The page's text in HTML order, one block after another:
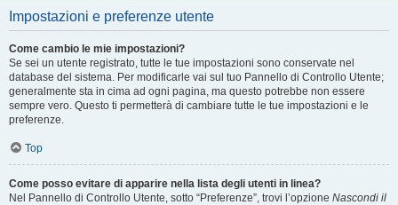
Impostazioni e preferenze utente
Come cambio le mie impostazioni?
Se sei un utente registrato, tutte le tue impostazioni sono conservate nel
database del sistema. Per modificarle vai sul tuo Pannello di Controllo Utente;
generalmente sta in cima ad ogni pagina, ma questo potrebbe non essere
sempre vero. Questo ti permetterà di cambiare tutte le tue impostazioni e le
preferenze.
Top
Come posso evitare di apparire nella lista degli utenti in linea?
Nel Pannello di Controllo Utente, sotto “Preferenze”, trovi l’opzione Nascondi il